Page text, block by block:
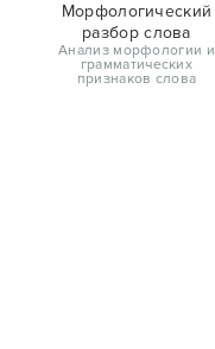
Морфологический
разбор слова
Анализ морфологии и
грамматических
признаков слова